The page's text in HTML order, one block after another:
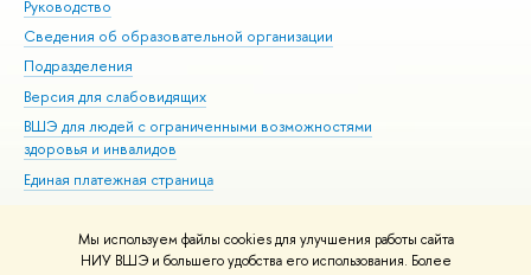
Мы используем файлы cookies для улучшения работы сайта
НИУ ВШЭ и большего удобства его использования. Более
Руководство
Сведения об образовательной организации
Подразделения
Версия для слабовидящих
ВШЭ для людей с ограниченными возможностями
здоровья и инвалидов
Единая платежная страница